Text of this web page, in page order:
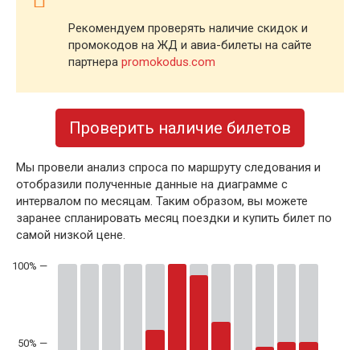
Рекомендуем проверять наличие скидок и
промокодов на ЖД и авиа-билеты на сайте
партнера promokodus.com
Проверить наличие билетов
Мы провели анализ спроса по маршруту следования и
отобразили полученные данные на диаграмме с
интервалом по месяцам. Таким образом, вы можете
заранее спланировать месяц поездки и купить билет по
самой низкой цене.
50% —